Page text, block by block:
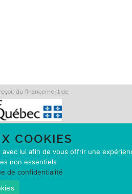
du financement de
COOKIES
lui afin de vous offrir une
non essentiels
de confidentialité